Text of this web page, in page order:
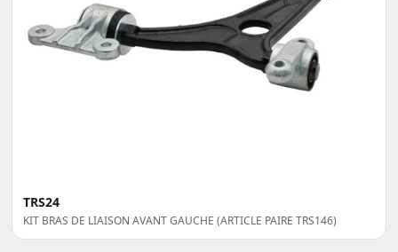
TRS24
KIT BRAS DE LIAISON AVANT GAUCHE (ARTICLE PAIRE TRS146)